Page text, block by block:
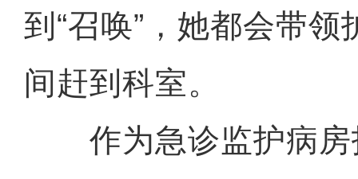
到“召唤”，她都会带
间赶到科室。
作为急诊监护病房